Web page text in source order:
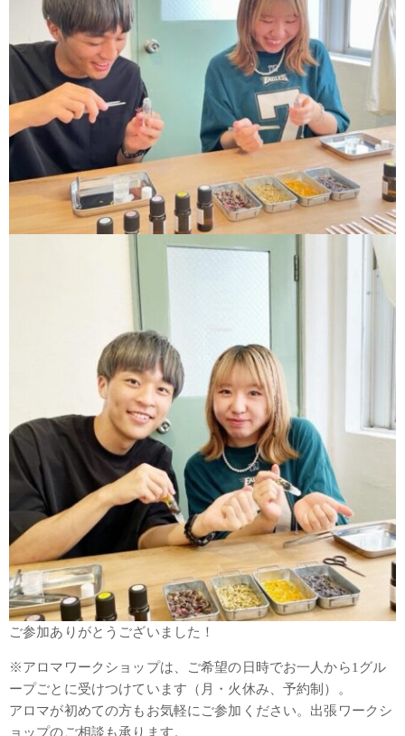
ご参加ありがとうございました！
※アロマワークショップは、ご希望の日時でお一人から1グル
ープごとに受けつけています（月・火休み、予約制）。
アロマが初めての方もお気軽にご参加ください。出張ワークシ
ョップのご相談も承ります。